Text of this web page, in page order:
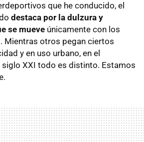
que he conducido, el
destaca por la dulzura y
se mueve únicamente con los
Mientras otros pegan ciertos
y en uso urbano, en el
XXI todo es distinto. Estamos